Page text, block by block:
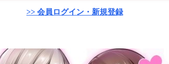
>> 会員ログイン・新規登録